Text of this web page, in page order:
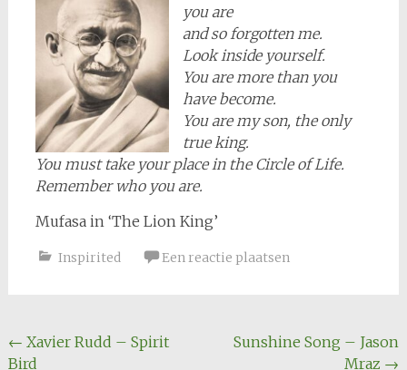
you are
and so forgotten me.
Look inside yourself.
You are more than you
have become.
You are my son, the only
true king.
You must take your place in the Circle of Life.
Remember who you are.
Mufasa in ‘The Lion King’
Inspirited Een reactie plaatsen
Bericht
← Xavier Rudd – Spirit
Bird
Sunshine Song – Jason
Mraz →